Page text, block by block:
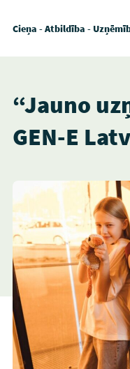
Cieņa - Atbildība -
“Jauno
GEN-E